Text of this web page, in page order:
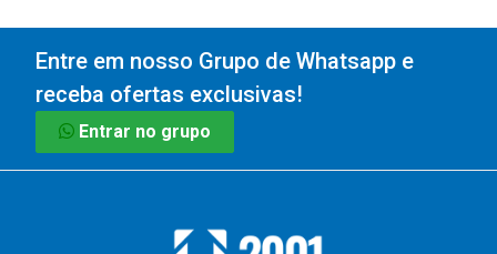
Entre em nosso Grupo de Whatsapp e
receba ofertas exclusivas!
Entrar no grupo